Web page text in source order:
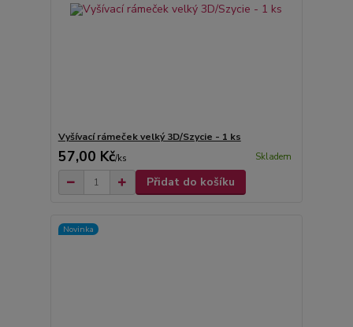
Vyšívací rámeček velký 3D/Szycie - 1 ks
57,00 Kč/ks Skladem
Přidat do košíku
Novinka